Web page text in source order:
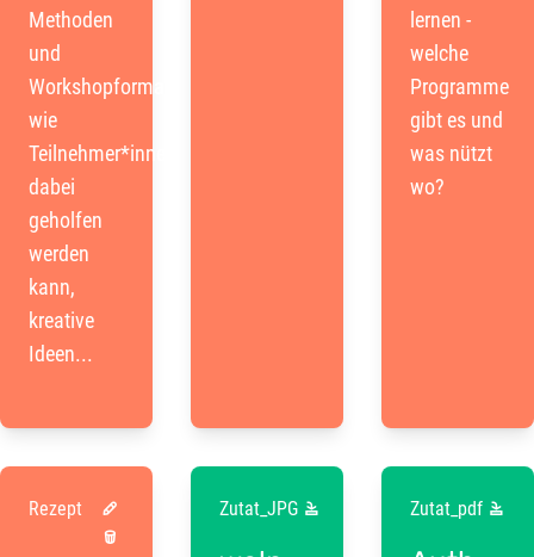
Methoden
und
Workshopformaten,
wie
Teilnehmer*innen
dabei
geholfen
werden
kann,
kreative
Ideen...
lernen -
welche
Programme
gibt es und
was nützt
wo?
Rezept Zutat_JPG Zutat_pdf